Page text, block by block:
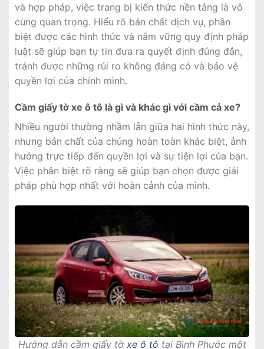
và hợp pháp, việc trang bị kiến thức nền tảng là vô
cùng quan trọng. Hiểu rõ bản chất dịch vụ, phân
biệt được các hình thức và nắm vững quy định pháp
luật sẽ giúp bạn tự tin đưa ra quyết định đúng đắn,
tránh được những rủi ro không đáng có và bảo vệ
quyền lợi của chính mình.
Cầm giấy tờ xe ô tô là gì và khác gì với cầm cả xe?
Nhiều người thường nhầm lẫn giữa hai hình thức này,
nhưng bản chất của chúng hoàn toàn khác biệt, ảnh
hưởng trực tiếp đến quyền lợi và sự tiện lợi của bạn.
Việc phân biệt rõ ràng sẽ giúp bạn chọn được giải
pháp phù hợp nhất với hoàn cảnh của mình.
Hướng dẫn cầm giấy tờ xe ô tô tại Bình Phước một